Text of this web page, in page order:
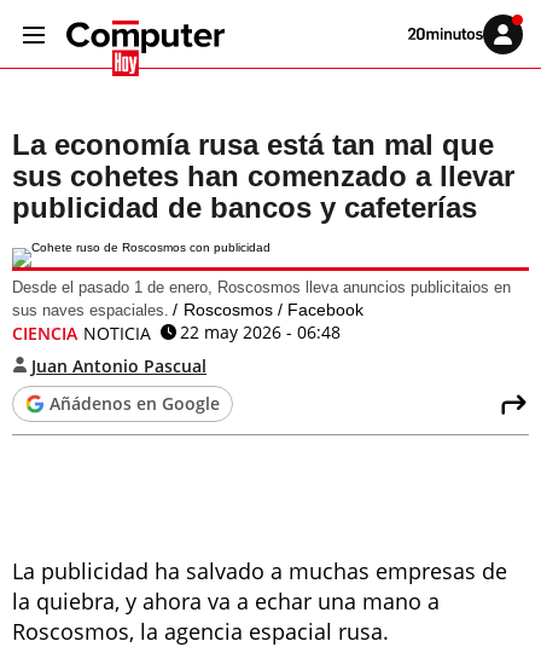
Volver
Iniciar
sesión
La economía rusa está tan mal que
sus cohetes han comenzado a llevar
publicidad de bancos y cafeterías
Desde el pasado 1 de enero, Roscosmos lleva anuncios publicitaios en
sus naves espaciales.
Roscosmos / Facebook
CIENCIA NOTICIA
22 may 2026 - 06:48
Juan Antonio Pascual
Añádenos en Google
La publicidad ha salvado a muchas empresas de
la quiebra, y ahora va a echar una mano a
Roscosmos, la agencia espacial rusa.